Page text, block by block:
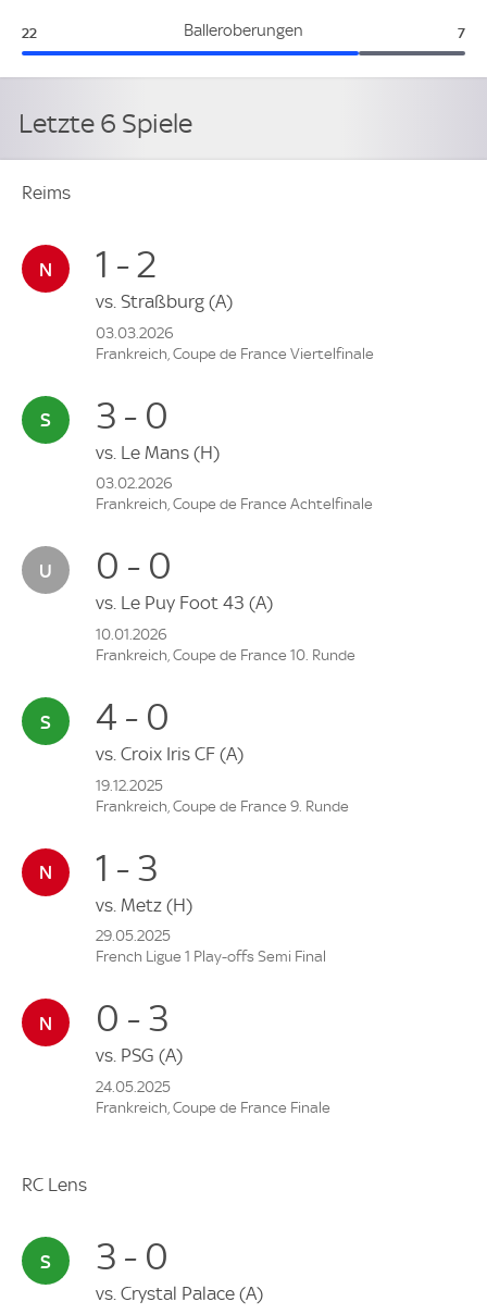
Balleroberungen
Reims:
22 RC
7
Letzte 6 Spiele
Reims
1 - 2
vs. Straßburg (A)
03.03.2026
Frankreich, Coupe de France Viertelfinale
3 - 0
vs. Le Mans (H)
03.02.2026
Frankreich, Coupe de France Achtelfinale
0 - 0
vs. Le Puy Foot 43 (A)
10.01.2026
Frankreich, Coupe de France 10. Runde
4 - 0
vs. Croix Iris CF (A)
19.12.2025
Frankreich, Coupe de France 9. Runde
1 - 3
vs. Metz (H)
29.05.2025
French Ligue 1 Play-offs Semi Final
0 - 3
vs. PSG (A)
24.05.2025
Frankreich, Coupe de France Finale
RC Lens
3 - 0
vs. Crystal Palace (A)